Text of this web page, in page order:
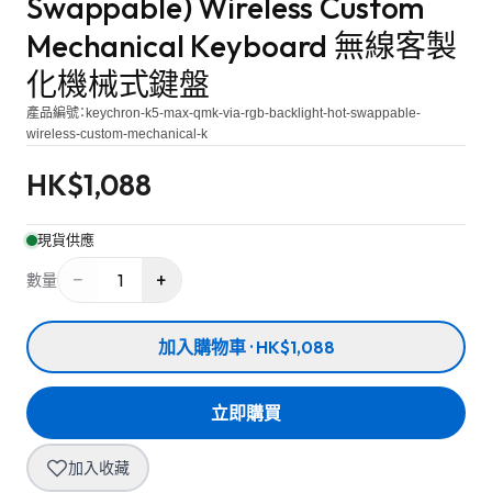
Mechanical Keyboard 無線客製
化機械式鍵盤
產品編號： keychron-k5-max-qmk-via-rgb-backlight-hot-swappable-
wireless-custom-mechanical-k
HK$1,088
現貨供應
數量 − 1 +
加入購物車 · HK$1,088
立即購買
加入收藏